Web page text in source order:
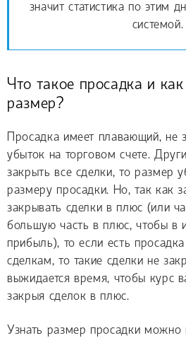
значит статистика по этим
системой.
Что такое просадка и как
размер?
Просадка имеет плавающий, не
убыток на торговом счете.
закрыть все сделки, то размер
размеру просадки. Но, так как
закрывать сделки в плюс (или
большую часть в плюс, чтобы в
прибыль), то если есть
сделкам, то такие сделки не
выжидается время, чтобы курс
закрыя сделок в плюс.
Узнать размер просадки можно